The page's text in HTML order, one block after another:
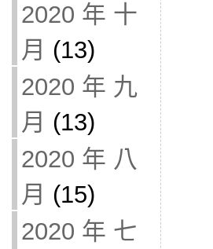
2020 年 十
月 (13)
2020 年 九
月 (13)
2020 年 八
月 (15)
2020 年 七